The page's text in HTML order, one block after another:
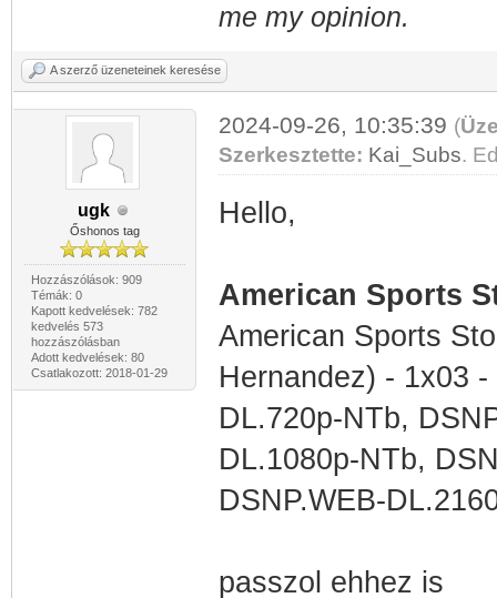
me my opinion.
A szerző üzeneteinek keresése
ugk
Őshonos tag
Hozzászólások: 909
Témák: 0
Kapott kedvelések: 782
kedvelés 573
hozzászólásban
Adott kedvelések: 80
Csatlakozott: 2018-01-29
2024-09-26, 10:35:39 (
Szerkesztette: Kai_Subs.
Hello,
American Sports
American Sports
Hernandez) - 1x03
DL.720p-NTb,
DL.1080p-NTb,
DSNP.WEB-
passzol ehhez is